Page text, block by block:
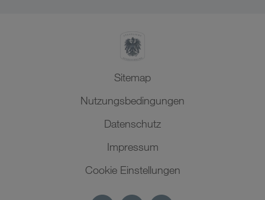
Sitemap
Nutzungsbedingungen
Datenschutz
Impressum
Cookie Einstellungen